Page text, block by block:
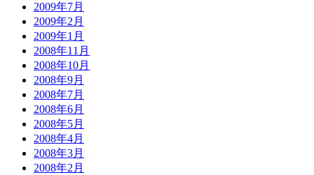
2009年7月
2009年2月
2009年1月
2008年11月
2008年10月
2008年9月
2008年7月
2008年6月
2008年5月
2008年4月
2008年3月
2008年2月